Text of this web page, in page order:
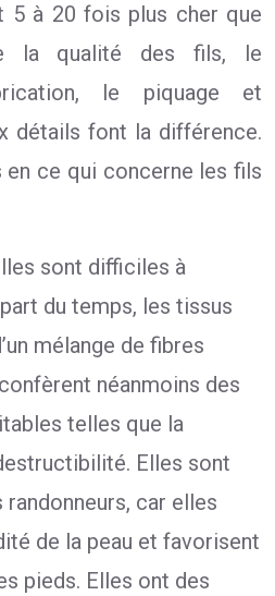
5 à 20 fois plus cher que
la qualité des fils, le
le piquage et
détails font la différence.
ce qui concerne les fils
sont difficiles à
du temps, les tissus
mélange de fibres
néanmoins des
telles que la
Elles sont
car elles
de la peau et favorisent
pieds. Elles ont des